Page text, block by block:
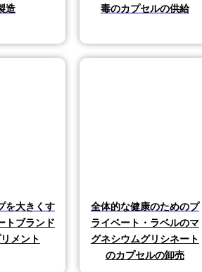
造
毒のカプセルの供給
を大きくす
トブランド
メント
全体的な健康のためのプ
ライベート・ラベルのマ
グネシウムグリシネート
のカプセルの卸売